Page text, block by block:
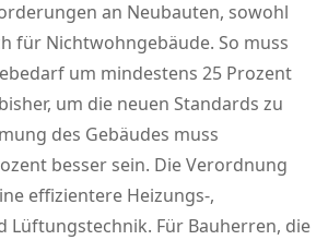
an Neubauten, sowohl
für Nichtwohngebäude. So muss
um mindestens 25 Prozent
um die neuen Standards zu
des Gebäudes muss
besser sein. Die Verordnung
effizientere Heizungs-,
Lüftungstechnik. Für Bauherren, die